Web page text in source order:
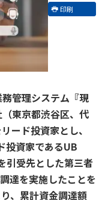
印刷
管理システム『現
東京都渋谷区、代
ード投資家とし、
投資家であるUB
受先とした第三者
達を実施したことを
、累計資金調達額